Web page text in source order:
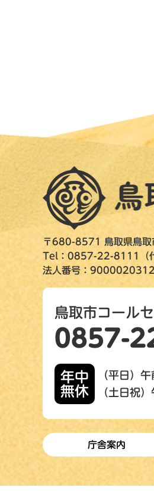
〒680-8571 鳥取県鳥取
Tel：0857-22-8111（代
法人番号：
鳥取市コール
0857-
年中
無休
（平日）
（土日祝
庁舎案内